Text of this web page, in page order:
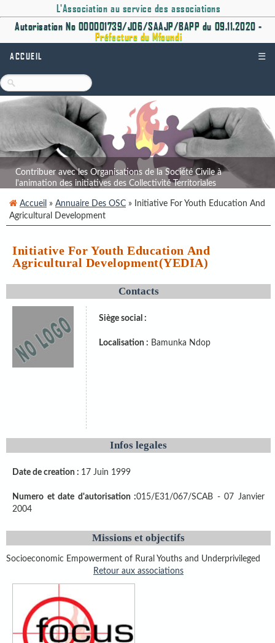
L'Association au service des associations
Autorisation No 000001739/J06/SAAJP/BAPP du 09.11.2020 -
Préfecture du Mfoundi
ACCUEIL ☰
Contribuer avec les Organisations de la Société Civile à
l'animation des initiatives des Collectivité Territoriales
Accueil » Annuaire Des OSC » Initiative For Youth Education And
Agricultural Development
Initiative For Youth Education And
Agricultural Development(YEDIA)
Contacts
Siège social :
Localisation : Bamunka Ndop
Infos legales
Date de creation : 17 Juin 1999
Numero et date d'autorisation :015/E31/067/SCAB - 07 Janvier
2004
Missions et objectifs
Socioeconomic Empowerment of Rural Youths and Underprivileged
Retour aux associations